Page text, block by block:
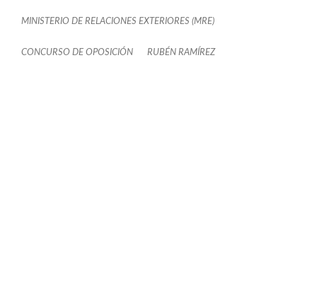
MINISTERIO DE RELACIONES EXTERIORES (MRE)
CONCURSO DE OPOSICIÓN RUBÉN RAMÍREZ